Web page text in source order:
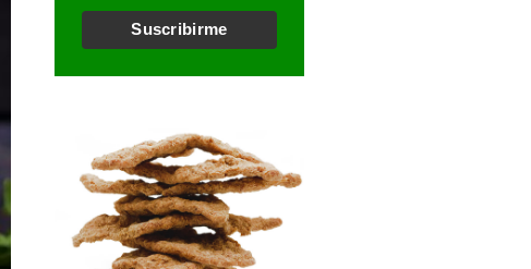
Suscribirme